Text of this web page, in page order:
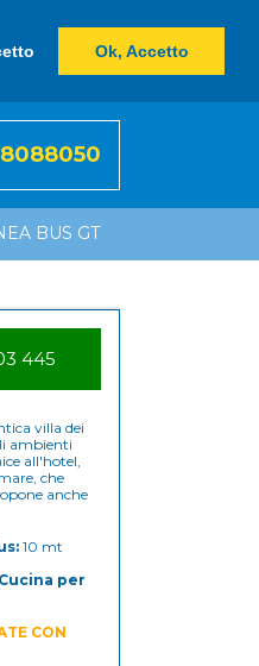
Ok, Accetto
BUS GT
445
villa dei
ambienti
all'hotel,
che
anche
10 mt
per
CON